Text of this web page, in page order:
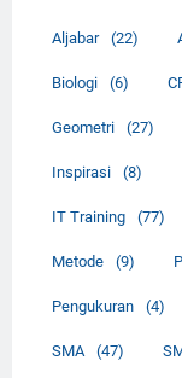
Aljabar (22)
Biologi (6)
Geometri (27)
Inspirasi (8)
IT Training (77)
Metode (9)
Pengukuran (4)
SMA (47)